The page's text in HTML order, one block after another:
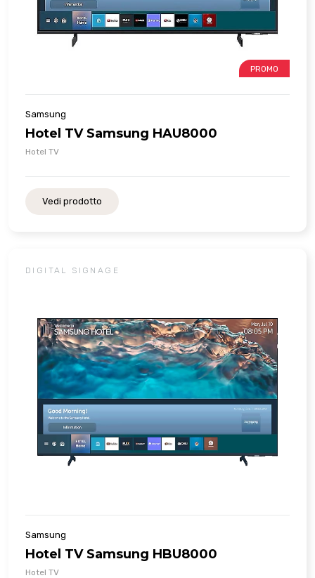
PROMO
Samsung
Hotel TV Samsung HAU8000
Hotel TV
Vedi prodotto
DIGITAL SIGNAGE
Samsung
Hotel TV Samsung HBU8000
Hotel TV